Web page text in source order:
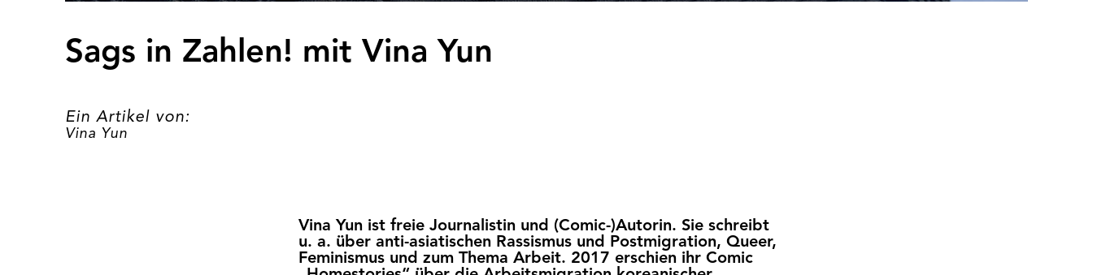
Sags in Zahlen! mit Vina Yun
Ein Artikel von:
Vina Yun
Vina Yun ist freie Journalistin und (Comic-)Autorin. Sie schreibt
u. a. über anti-asiatischen Rassismus und Postmigration, Queer,
Feminismus und zum Thema Arbeit. 2017 erschien ihr Comic